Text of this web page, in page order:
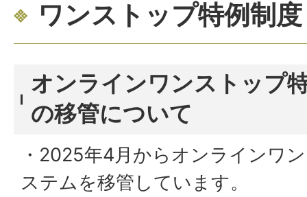
ワンストップ特例制度
オンラインワンストップ
の移管について
・2025年4月からオンラインワ
ステムを移管しています。